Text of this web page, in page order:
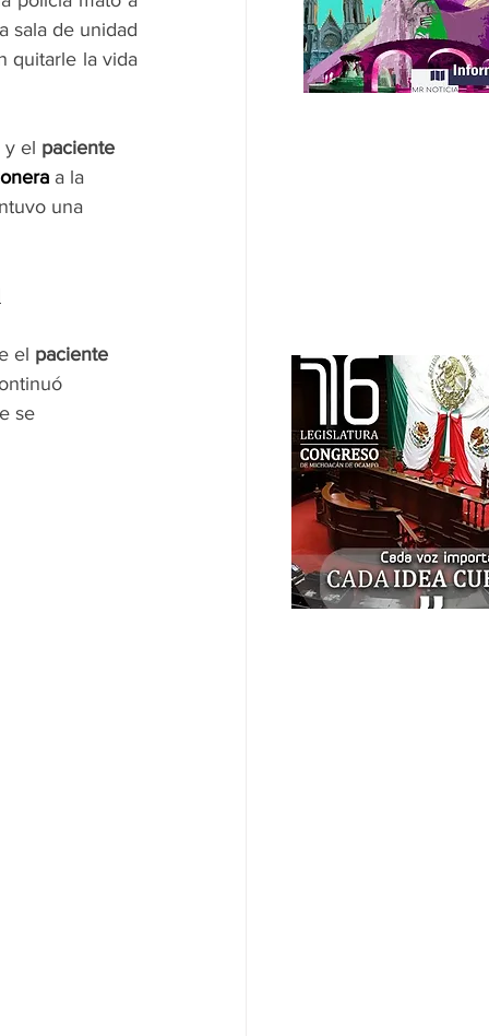
sala de unidad
quitarle la vida
y el paciente
a la
una
el paciente
se